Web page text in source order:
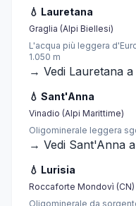
💧 Lauretana
Graglia (Alpi Biellesi)
L'acqua più leggera
1.050 m
→ Vedi Lauretana a
💧 Sant'Anna
Vinadio (Alpi Marittime)
Oligominerale leggera
→ Vedi Sant'Anna
💧 Lurisia
Roccaforte Mondovì (CN)
Oligominerale da